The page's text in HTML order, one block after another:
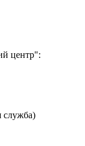
центр":
служба)